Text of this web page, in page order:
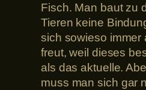
Fisch. Man baut zu
Tieren keine
sich sowieso immer
freut, weil dieses
als das aktuelle.
muss man sich gar